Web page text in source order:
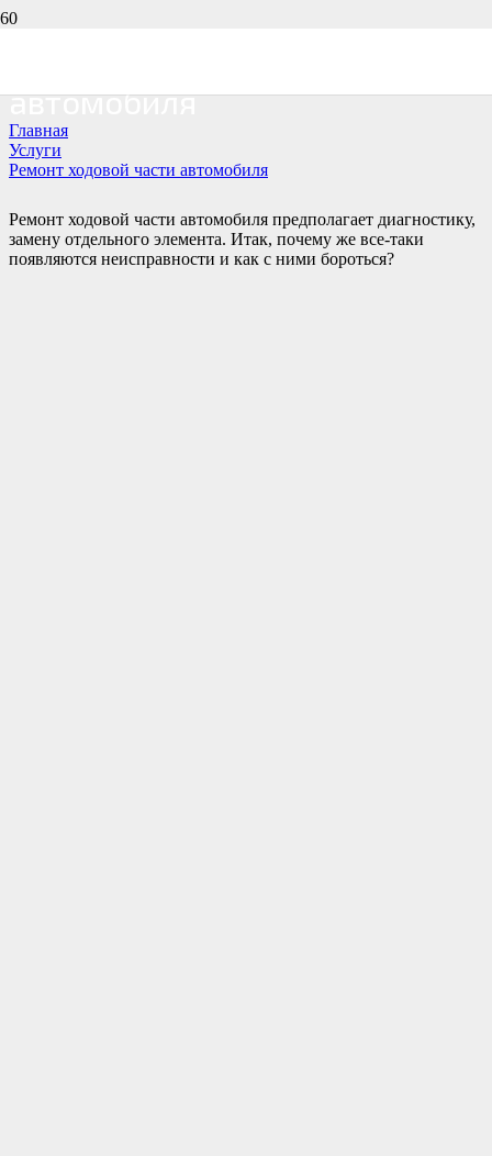
автомобиля
Главная
Услуги
Ремонт ходовой части автомобиля
Ремонт ходовой части автомобиля предполагает диагностику,
замену отдельного элемента. Итак, почему же все-таки
появляются неисправности и как с ними бороться?